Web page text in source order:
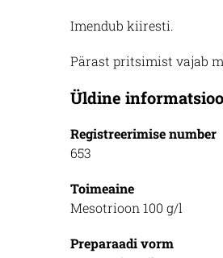
Imendub kiiresti.
Pärast pritsimist vajab
Üldine
Registreerimise number
653
Toimeaine
Mesotrioon 100 g/l
Preparaadi vorm